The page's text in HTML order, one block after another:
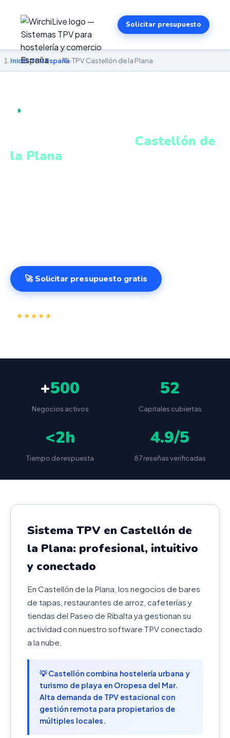
Solicitar presupuesto
Inicio›TPV España›TPV Castellón de la Plana
Castellón de
la Plana
🚀 Solicitar presupuesto gratis
★★★★★
+500
Negocios activos
52
Capitales cubiertas
<2h
Tiempo de respuesta
4.9/5
87 reseñas verificadas
Sistema TPV en Castellón de
la Plana: profesional, intuitivo
y conectado
En Castellón de la Plana, los negocios de bares
de tapas, restaurantes de arroz, cafeterías y
tiendas del Paseo de Ribalta ya gestionan su
actividad con nuestro software TPV conectado
a la nube.
💡 Castellón combina hostelería urbana y
turismo de playa en Oropesa del Mar.
Alta demanda de TPV estacional con
gestión remota para propietarios de
múltiples locales.